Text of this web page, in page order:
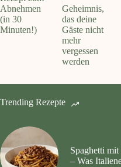
Abnehmen
(in 30
Minuten!)
Geheimnis,
das deine
Gäste nicht
mehr
vergessen
werden
Trending Rezepte
Spaghetti
– Was